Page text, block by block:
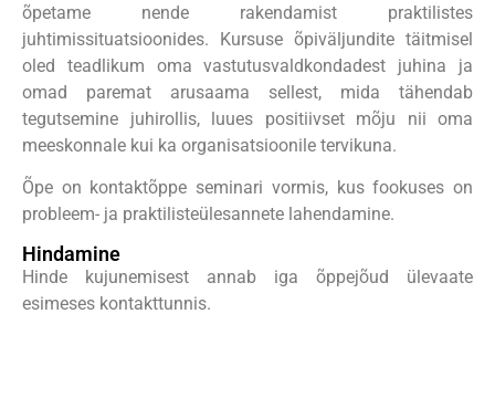
õpetame nende rakendamist praktilistes
juhtimissituatsioonides. Kursuse õpiväljundite täitmisel
oled teadlikum oma vastutusvaldkondadest juhina ja
omad paremat arusaama sellest, mida tähendab
tegutsemine juhirollis, luues positiivset mõju nii oma
meeskonnale kui ka organisatsioonile tervikuna.
Õpe on kontaktõppe seminari vormis, kus fookuses on
probleem- ja praktilisteülesannete lahendamine.
Hindamine
Hinde kujunemisest annab iga õppejõud ülevaate
esimeses kontakttunnis.